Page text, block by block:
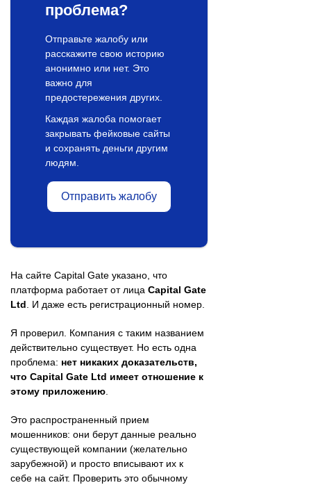
проблема?
Отправьте жалобу или
расскажите свою историю
анонимно или нет. Это
важно для
предостережения других.
Каждая жалоба помогает
закрывать фейковые сайты
и сохранять деньги другим
людям.
Отправить жалобу
На сайте Capital Gate указано, что
платформа работает от лица Capital Gate
Ltd . И даже есть регистрационный номер.
Я проверил. Компания с таким названием
действительно существует. Но есть одна
проблема: нет никаких доказательств,
что Capital Gate Ltd имеет отношение к
этому приложению
Это распространенный прием
мошенников: они берут данные реально
существующей компании (желательно
зарубежной) и просто вписывают их к
себе на сайт. Проверить это обычному